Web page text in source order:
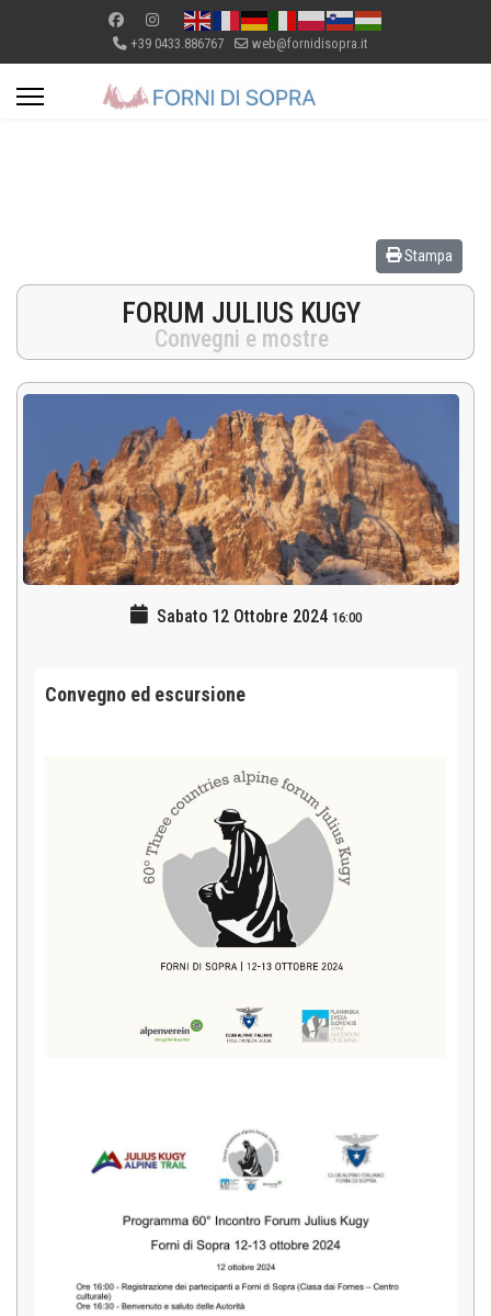
+39 0433.886767 web@fornidisopra.it
Stampa
FORUM JULIUS KUGY
Convegni e mostre
Sabato 12 Ottobre 2024 16:00
Convegno ed escursione